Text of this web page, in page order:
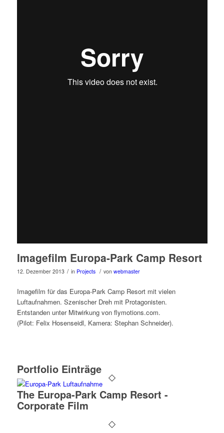
Imagefilm Europa-Park Camp Resort
12. Dezember 2013 / in Projects / von webmaster
Imagefilm für das Europa-Park Camp Resort mit vielen
Luftaufnahmen. Szenischer Dreh mit Protagonisten.
Entstanden unter Mitwirkung von flymotions.com.
(Pilot: Felix Hosenseidl, Kamera: Stephan Schneider).
Portfolio Einträge
The Europa-Park Camp Resort -
Corporate Film